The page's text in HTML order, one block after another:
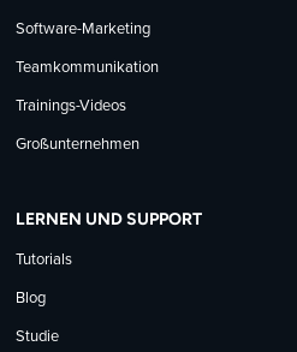
Software-Marketing
Teamkommunikation
Trainings-Videos
Großunternehmen
LERNEN UND SUPPORT
Tutorials
Blog
Studie